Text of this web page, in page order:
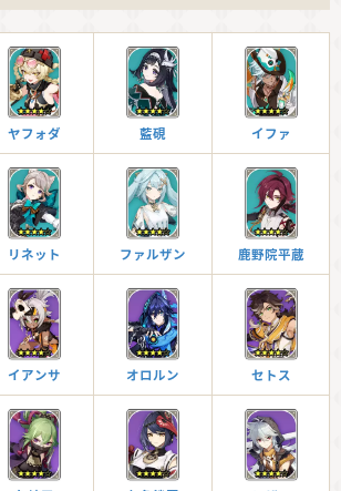
ヤフォダ 藍硯 イファ
リネット ファルザン 鹿野院平蔵
イアンサ オロルン セトス